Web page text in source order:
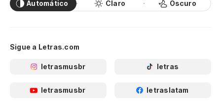
Automático Claro Oscuro
Sigue a Letras.com
letrasmusbr letras
letrasmusbr letraslatam